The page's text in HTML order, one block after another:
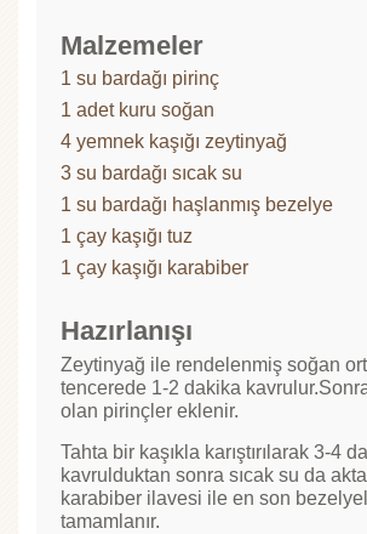
Malzemeler
1 su bardağı pirinç
1 adet kuru soğan
4 yemnek kaşığı zeytinyağ
3 su bardağı sıcak su
1 su bardağı haşlanmış bezelye
1 çay kaşığı tuz
1 çay kaşığı karabiber
Hazırlanışı
Zeytinyağ ile rendelenmiş soğan
tencerede 1-2 dakika kavrulur.Sonra
olan pirinçler eklenir.
Tahta bir kaşıkla karıştırılarak 3-4
kavrulduktan sonra sıcak su da
karabiber ilavesi ile en son
tamamlanır.